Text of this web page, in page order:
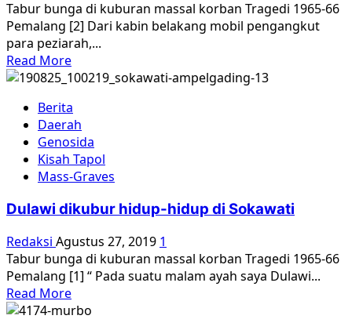
Tabur bunga di kuburan massal korban Tragedi 1965-66
Pemalang [2] Dari kabin belakang mobil pengangkut
para peziarah,...
Read MoreRead
more
Kuburan
Massal
Penggarit
Tak
Boleh
Berita
Daerah
Genosida
Kisah Tapol
Mass-Graves
Dulawi dikubur hidup-hidup di Sokawati
Redaksi Agustus 27, 2019 1
Tabur bunga di kuburan massal korban Tragedi 1965-66
Pemalang [1] “ Pada suatu malam ayah saya Dulawi...
Read MoreRead
more